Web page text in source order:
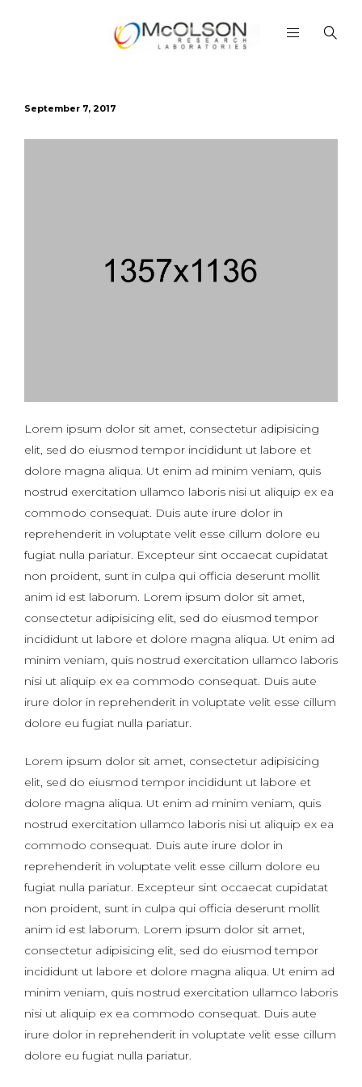
September 7, 2017
Lorem ipsum dolor sit amet, consectetur adipisicing
elit, sed do eiusmod tempor incididunt ut labore et
dolore magna aliqua. Ut enim ad minim veniam, quis
nostrud exercitation ullamco laboris nisi ut aliquip ex ea
commodo consequat. Duis aute irure dolor in
reprehenderit in voluptate velit esse cillum dolore eu
fugiat nulla pariatur. Excepteur sint occaecat cupidatat
non proident, sunt in culpa qui officia deserunt mollit
anim id est laborum. Lorem ipsum dolor sit amet,
consectetur adipisicing elit, sed do eiusmod tempor
incididunt ut labore et dolore magna aliqua. Ut enim ad
minim veniam, quis nostrud exercitation ullamco laboris
nisi ut aliquip ex ea commodo consequat. Duis aute
irure dolor in reprehenderit in voluptate velit esse cillum
dolore eu fugiat nulla pariatur.
Lorem ipsum dolor sit amet, consectetur adipisicing
elit, sed do eiusmod tempor incididunt ut labore et
dolore magna aliqua. Ut enim ad minim veniam, quis
nostrud exercitation ullamco laboris nisi ut aliquip ex ea
commodo consequat. Duis aute irure dolor in
reprehenderit in voluptate velit esse cillum dolore eu
fugiat nulla pariatur. Excepteur sint occaecat cupidatat
non proident, sunt in culpa qui officia deserunt mollit
anim id est laborum. Lorem ipsum dolor sit amet,
consectetur adipisicing elit, sed do eiusmod tempor
incididunt ut labore et dolore magna aliqua. Ut enim ad
minim veniam, quis nostrud exercitation ullamco laboris
nisi ut aliquip ex ea commodo consequat. Duis aute
irure dolor in reprehenderit in voluptate velit esse cillum
dolore eu fugiat nulla pariatur.